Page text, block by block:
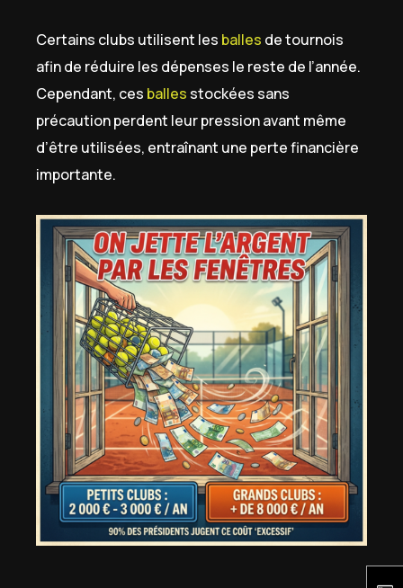
Certains clubs utilisent les balles de tournois
afin de réduire les dépenses le reste de l’année.
Cependant, ces balles stockées sans
précaution perdent leur pression avant même
d’être utilisées, entraînant une perte financière
importante.